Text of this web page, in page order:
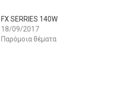
FX SERRIES 140W
18/09/2017
Παρόμοια θέματα